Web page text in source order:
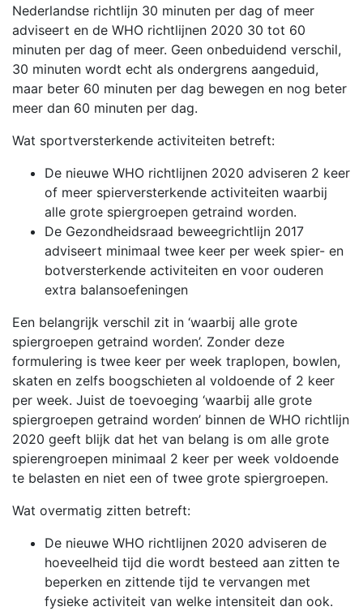
Nederlandse richtlijn 30 minuten per dag of meer
adviseert en de WHO richtlijnen 2020 30 tot 60
minuten per dag of meer. Geen onbeduidend verschil,
30 minuten wordt echt als ondergrens aangeduid,
maar beter 60 minuten per dag bewegen en nog beter
meer dan 60 minuten per dag.
Wat sportversterkende activiteiten betreft:
De nieuwe WHO richtlijnen 2020 adviseren 2 keer
of meer spierversterkende activiteiten waarbij
alle grote spiergroepen getraind worden.
De Gezondheidsraad beweegrichtlijn 2017
adviseert minimaal twee keer per week spier- en
botversterkende activiteiten en voor ouderen
extra balansoefeningen
Een belangrijk verschil zit in ‘waarbij alle grote
spiergroepen getraind worden’. Zonder deze
formulering is twee keer per week traplopen, bowlen,
skaten en zelfs boogschieten al voldoende of 2 keer
per week. Juist de toevoeging ‘waarbij alle grote
spiergroepen getraind worden’ binnen de WHO richtlijn
2020 geeft blijk dat het van belang is om alle grote
spierengroepen minimaal 2 keer per week voldoende
te belasten en niet een of twee grote spiergroepen.
Wat overmatig zitten betreft:
De nieuwe WHO richtlijnen 2020 adviseren de
hoeveelheid tijd die wordt besteed aan zitten te
beperken en zittende tijd te vervangen met
fysieke activiteit van welke intensiteit dan ook.